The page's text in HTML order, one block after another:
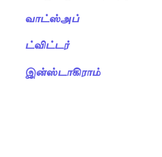
வாட்ஸ்அப்
ட்விட்டர்
இன்ஸ்டாகிராம்